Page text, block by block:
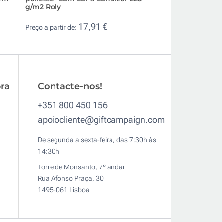
g/m2 Roly
Preço a partir de: 17,91 €
Contacte-nos!
+351 800 450 156
apoiocliente@giftcampaign.com
De segunda a sexta-feira, das 7:30h às
14:30h
Torre de Monsanto, 7º andar
Rua Afonso Praça, 30
1495-061 Lisboa